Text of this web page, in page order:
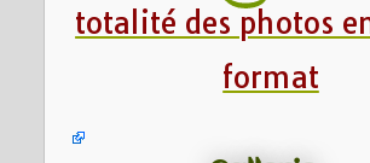
totalité des photos
format